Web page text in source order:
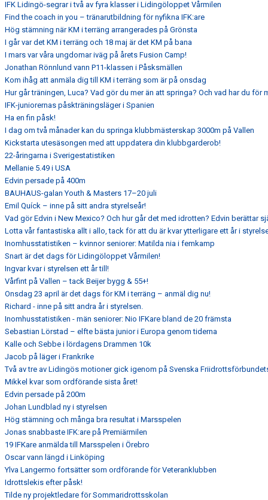
IFK Lidingö-segrar i två av fyra klasser i Lidingöloppet Vårmilen
Find the coach in you – tränarutbildning för nyfikna IFK:are
Hög stämning när KM i terräng arrangerades på Grönsta
I går var det KM i terräng och 18 maj är det KM på bana
I mars var våra ungdomar iväg på årets Fusion Camp!
Jonathan Rönnlund vann P11-klassen i Påsksmällen
Kom ihåg att anmäla dig till KM i terräng som är på onsdag
Hur går träningen, Luca? Vad gör du mer än att springa? Och vad har du för
IFK-juniorernas påskträningsläger i Spanien
Ha en fin påsk!
I dag om två månader kan du springa klubbmästerskap 3000m på Vallen
Kickstarta utesäsongen med att uppdatera din klubbgarderob!
22-åringarna i Sverigestatistiken
Mellanie 5.49 i USA
Edvin persade på 400m
BAUHAUS-galan Youth & Masters 17–20 juli
Emil Quíck – inne på sitt andra styrelseår!
Vad gör Edvin i New Mexico? Och hur går det med idrotten? Edvin berättar
Lotta vår fantastiska allt i allo, tack för att du är kvar ytterligare ett år i
Inomhusstatistiken – kvinnor seniorer: Matilda nia i femkamp
Snart är det dags för Lidingöloppet Vårmilen!
Ingvar kvar i styrelsen ett år till!
Vårfint på Vallen – tack Beijer bygg & 55+!
Onsdag 23 april är det dags för KM i terräng – anmäl dig nu!
Richard - inne på sitt andra år i styrelsen.
Inomhusstatistiken - män seniorer: Nio IFKare bland de 20 främsta
Sebastian Lörstad – elfte bästa junior i Europa genom tiderna
Kalle och Sebbe i lördagens Drammen 10k
Jacob på läger i Frankrike
Två av tre av Lidingös motioner gick igenom på Svenska
Mikkel kvar som ordförande sista året!
Edvin persade på 200m
Johan Lundblad ny i styrelsen
Hög stämning och många bra resultat i Marsspelen
Jonas snabbaste IFK:are på Premiärmilen
19 IFKare anmälda till Marsspelen i Örebro
Oscar vann längd i Linköping
Ylva Langermo fortsätter som ordförande för Veteranklubben
Idrottslekis efter påsk!
Tilde ny projektledare för Sommaridrottsskolan